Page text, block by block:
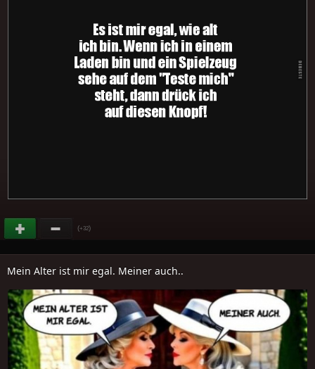
(+32)
Mein Alter ist mir egal. Meiner auch..